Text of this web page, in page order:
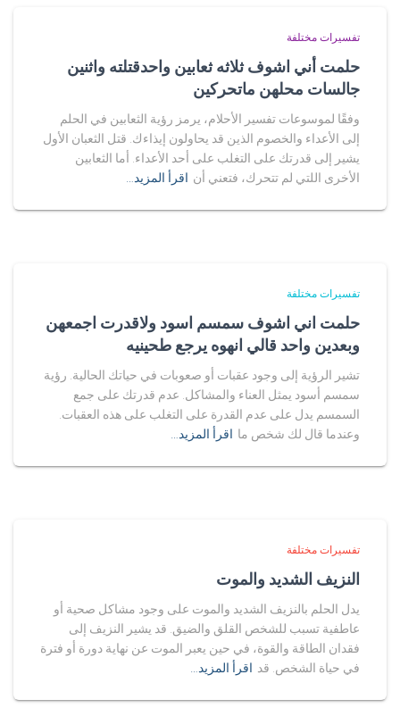
تفسيرات مختلفة
حلمت أني اشوف ثلاثه ثعابين واحدقتلته واثنين
جالسات محلهن ماتحركين
وفقًا لموسوعات تفسير الأحلام، يرمز رؤية الثعابين في الحلم
إلى الأعداء والخصوم الذين قد يحاولون إيذاءك. قتل الثعبان الأول
يشير إلى قدرتك على التغلب على أحد الأعداء. أما الثعابين
الأخرى اللتي لم تتحرك، فتعني أن اقرأ المزيد…
تفسيرات مختلفة
حلمت اني اشوف سمسم اسود ولاقدرت اجمعهن
وبعدين واحد قالي انهوه يرجع طحينيه
تشير الرؤية إلى وجود عقبات أو صعوبات في حياتك الحالية. رؤية
سمسم أسود يمثل العناء والمشاكل. عدم قدرتك على جمع
السمسم يدل على عدم القدرة على التغلب على هذه العقبات.
وعندما قال لك شخص ما اقرأ المزيد…
تفسيرات مختلفة
النزيف الشديد والموت
يدل الحلم بالنزيف الشديد والموت على وجود مشاكل صحية أو
عاطفية تسبب للشخص القلق والضيق. قد يشير النزيف إلى
فقدان الطاقة والقوة، في حين يعبر الموت عن نهاية دورة أو فترة
في حياة الشخص. قد اقرأ المزيد…